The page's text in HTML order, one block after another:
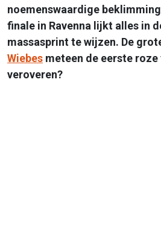
noemenswaardige
finale in Ravenna lijkt alles in
massasprint te wijzen. De
Wiebes meteen de eerste
veroveren?